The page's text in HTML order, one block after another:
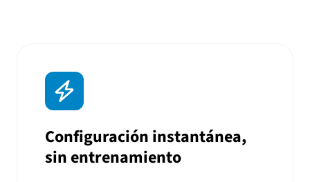
Configuración instantánea,
sin entrenamiento